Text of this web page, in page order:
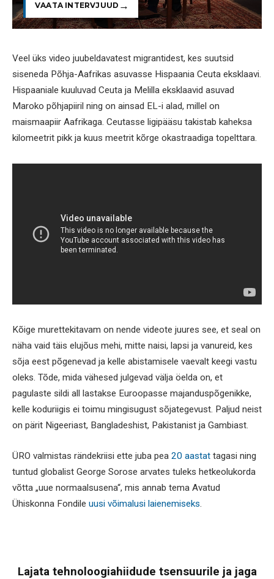
VAATA INTERVJUUD
Veel üks video juubeldavatest migrantidest, kes suutsid
siseneda Põhja-Aafrikas asuvasse Hispaania Ceuta eksklaavi.
Hispaaniale kuuluvad Ceuta ja Melilla eksklaavid asuvad
Maroko põhjapiiril ning on ainsad EL-i alad, millel on
maismaapiir Aafrikaga. Ceutasse ligipääsu takistab kaheksa
kilomeetrit pikk ja kuus meetrit kõrge okastraadiga topelttara.
Kõige murettekitavam on nende videote juures see, et seal on
näha vaid täis elujõus mehi, mitte naisi, lapsi ja vanureid, kes
sõja eest põgenevad ja kelle abistamisele vaevalt keegi vastu
oleks. Tõde, mida vähesed julgevad välja öelda on, et
pagulaste sildi all lastakse Euroopasse majanduspõgenikke,
kelle koduriigis ei toimu mingisugust sõjategevust. Paljud neist
on pärit Nigeeriast, Bangladeshist, Pakistanist ja Gambiast.
ÜRO valmistas rändekriisi ette juba pea 20 aastat tagasi ning
tuntud globalist George Sorose arvates tuleks hetkeolukorda
võtta „uue normaalsusena“, mis annab tema Avatud
Ühiskonna Fondile uusi võimalusi laienemiseks.
Lajata tehnoloogiahiidude tsensuurile ja jaga